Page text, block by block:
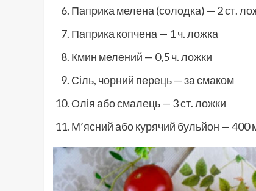
Паприка мелена (солодка) — 2 ст.
Паприка копчена — 1 ч. ложка
Кмин мелений — 0,5 ч. ложки
Сіль, чорний перець — за смаком
Олія або смалець — 3 ст. ложки
М’ясний або курячий бульйон — 400